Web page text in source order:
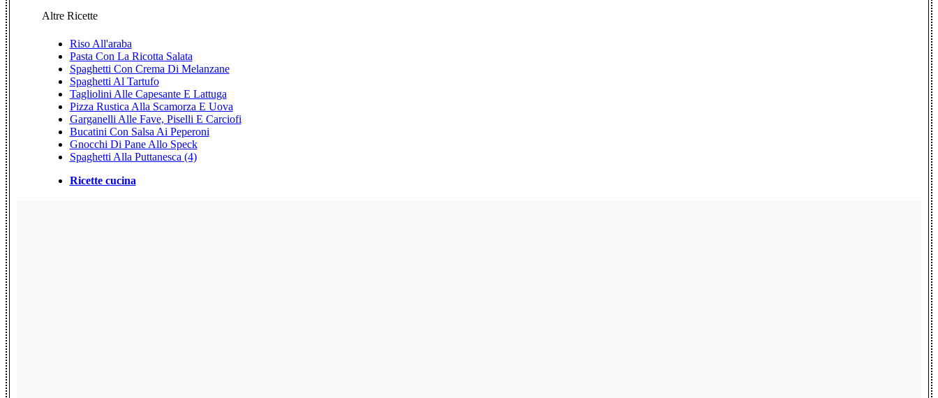
Altre Ricette
Riso All'araba
Pasta Con La Ricotta Salata
Spaghetti Con Crema Di Melanzane
Spaghetti Al Tartufo
Tagliolini Alle Capesante E Lattuga
Pizza Rustica Alla Scamorza E Uova
Garganelli Alle Fave, Piselli E Carciofi
Bucatini Con Salsa Ai Peperoni
Gnocchi Di Pane Allo Speck
Spaghetti Alla Puttanesca (4)
Ricette cucina